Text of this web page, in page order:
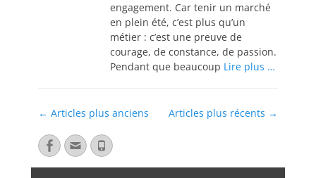
engagement. Car tenir un marché
en plein été, c’est plus qu’un
métier : c’est une preuve de
courage, de constance, de passion.
Pendant que beaucoup Lire plus …
← Articles plus anciens Articles plus récents →